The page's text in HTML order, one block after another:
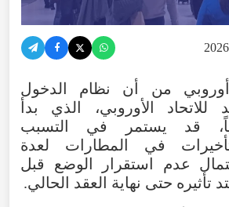
أوروبي من أن نظام
الدخول
للاتحاد الأوروبي، الذي
بدأ
، قد يستمر في
التسبب
في المطارات
لعدة
عدم استقرار الوضع
قبل
تأثيره حتى نهاية العقد الحالي.